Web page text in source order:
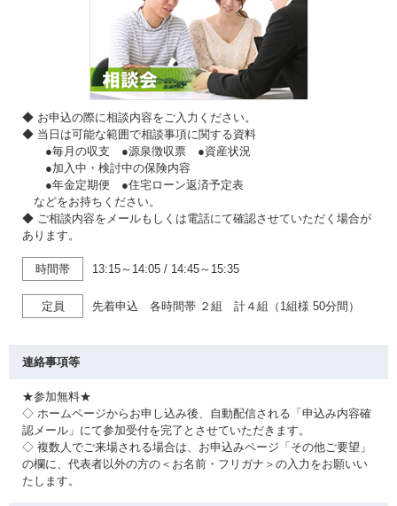
◆ お申込の際に相談内容をご入力ください。
◆ 当日は可能な範囲で相談事項に関する資料
●毎月の収支 ●源泉徴収票 ●資産状況
●加入中・検討中の保険内容
●年金定期便 ●住宅ローン返済予定表
などをお持ちください。
◆ ご相談内容をメールもしくは電話にて確認させていただく場合が
あります。
時間帯 13:15～14:05 / 14:45～15:35
定員 先着申込 各時間帯 ２組 計４組（1組様 50分間）
連絡事項等
★参加無料★
◇ ホームページからお申し込み後、自動配信される「申込み内容確
認メール」にて参加受付を完了とさせていただきます。
◇ 複数人でご来場される場合は、お申込みページ「その他ご要望」
の欄に、代表者以外の方の＜お名前・フリガナ＞の入力をお願いい
たします。